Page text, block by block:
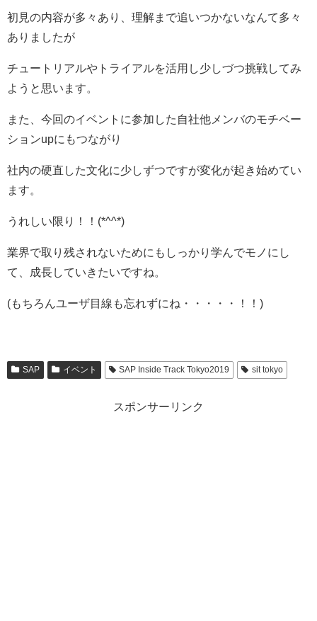
初見の内容が多々あり、理解まで追いつかないなんて多々
ありましたが
チュートリアルやトライアルを活用し少しづつ挑戦してみ
ようと思います。
また、今回のイベントに参加した自社他メンバのモチベー
ションupにもつながり
社内の硬直した文化に少しずつですが変化が起き始めてい
ます。
うれしい限り！！(*^^*)
業界で取り残されないためにもしっかり学んでモノにし
て、成長していきたいですね。
(もちろんユーザ目線も忘れずにね・・・・・！！)
SAP イベント SAP Inside Track Tokyo2019 sit tokyo
スポンサーリンク